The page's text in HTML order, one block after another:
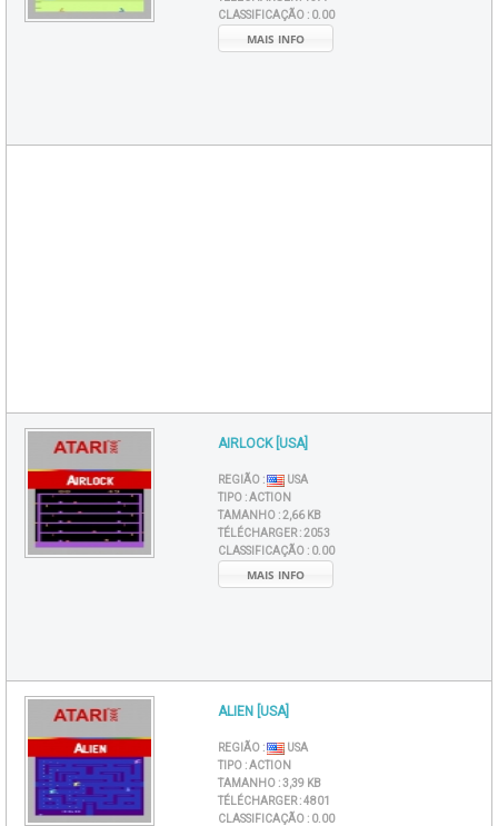
CLASSIFICAÇÃO : 0.00
MAIS INFO
AIRLOCK [USA]
REGIÃO :
USA
TIPO :ACTION
TAMANHO :2,66 KB
TÉLÉCHARGER :2053
CLASSIFICAÇÃO : 0.00
MAIS INFO
ALIEN [USA]
REGIÃO :
USA
TIPO :ACTION
TAMANHO :3,39 KB
TÉLÉCHARGER :4801
CLASSIFICAÇÃO : 0.00